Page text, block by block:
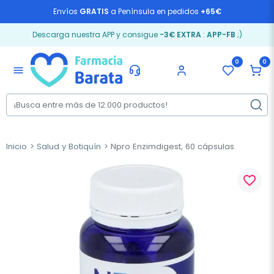
Envíos GRATIS a Península en pedidos +65€
Descarga nuestra APP y consigue -3€ EXTRA: APP-FB ;)
menu
0 0
Inicio Salud y Botiquín Npro Enzimdigest, 60 cápsulas.
favorite_border